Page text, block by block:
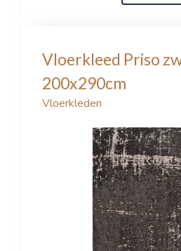
Vloerkleed Priso
200x290cm
Vloerkleden